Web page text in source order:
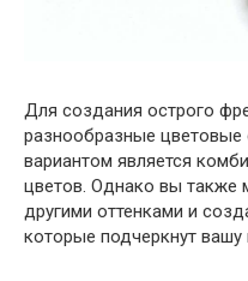
Для создания острого
разнообразные цветовые
вариантом является
цветов. Однако вы также
другими оттенками и
которые подчеркнут вашу